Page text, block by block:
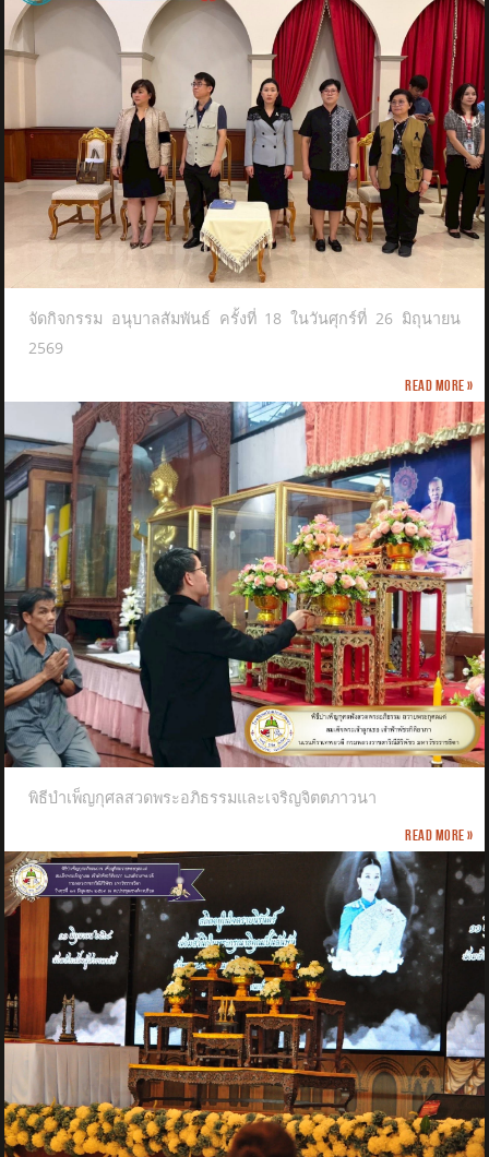
จัดกิจกรรม อนุบาลสัมพันธ์ ครั้งที่ 18 ในวันศุกร์ที่ 26 มิถุนายน
2569
Read more »
พิธีบำเพ็ญกุศลสวดพระอภิธรรมและเจริญจิตตภาวนา
Read more »